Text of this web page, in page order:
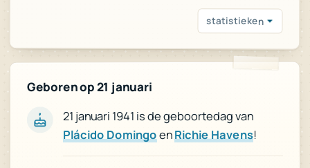
statistieken
Geboren op 21 januari
21 januari 1941 is de geboortedag van
Plácido DomingoenRichie Havens!